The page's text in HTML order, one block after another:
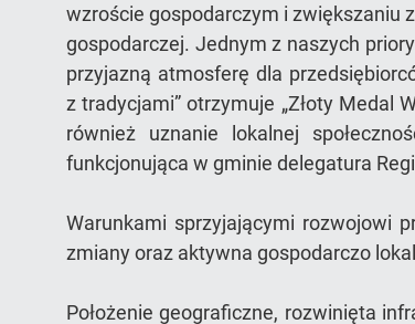
wzroście gospodarczym i zwiększaniu
gospodarczej. Jednym z naszych
przyjazną atmosferę dla
z tradycjami” otrzymuje „Złoty Medal
również uznanie lokalnej
funkcjonująca w gminie delegatura
Warunkami sprzyjającymi rozwojowi
zmiany oraz aktywna gospodarczo
Położenie geograficzne, rozwinięta